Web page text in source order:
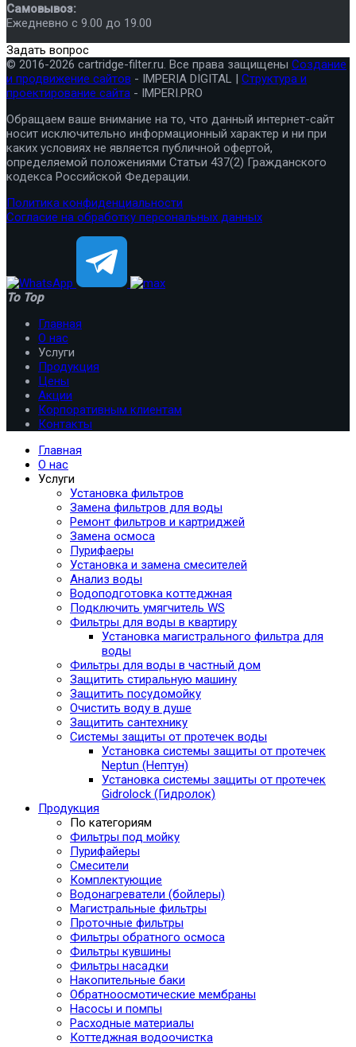
Самовывоз:
Ежедневно с 9.00 до 19.00
Задать вопрос
© 2016-2026 cartridge-filter.ru. Все права защищены Создание
и продвижение сайтов - IMPERIA DIGITAL | Структура и
проектирование сайта - IMPERI.PRO
Обращаем ваше внимание на то, что данный интернет-сайт
носит исключительно информационный характер и ни при
каких условиях не является публичной офертой,
определяемой положениями Статьи 437(2) Гражданского
кодекса Российской Федерации.
Политика конфиденциальности
Согласие на обработку персональных данных
To Top
Главная
О нас
Услуги
Продукция
Цены
Акции
Корпоративным клиентам
Контакты
Главная
О нас
Услуги
Установка фильтров
Замена фильтров для воды
Ремонт фильтров и картриджей
Замена осмоса
Пурифаеры
Установка и замена смесителей
Анализ воды
Водоподготовка коттеджная
Подключить умягчитель WS
Фильтры для воды в квартиру
Установка магистрального фильтра для
воды
Фильтры для воды в частный дом
Защитить стиральную машину
Защитить посудомойку
Очистить воду в душе
Защитить сантехнику
Системы защиты от протечек воды
Установка системы защиты от протечек
Neptun (Нептун)
Установка системы защиты от протечек
Gidrolock (Гидролок)
Продукция
По категориям
Фильтры под мойку
Пурифайеры
Смесители
Комплектующие
Водонагреватели (бойлеры)
Магистральные фильтры
Проточные фильтры
Фильтры обратного осмоса
Фильтры кувшины
Фильтры насадки
Накопительные баки
Обратноосмотические мембраны
Насосы и помпы
Расходные материалы
Коттеджная водоочистка